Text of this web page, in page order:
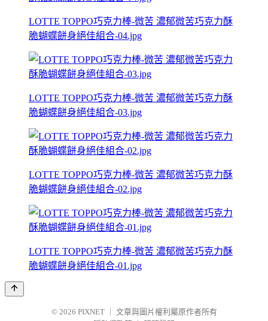
LOTTE TOPPO巧克力棒-微苦 濃郁微苦巧克力酥
脆蝴蝶餅身絕佳組合-04.jpg
LOTTE TOPPO巧克力棒-微苦 濃郁微苦巧克力酥
脆蝴蝶餅身絕佳組合-03.jpg
LOTTE TOPPO巧克力棒-微苦 濃郁微苦巧克力酥
脆蝴蝶餅身絕佳組合-02.jpg
LOTTE TOPPO巧克力棒-微苦 濃郁微苦巧克力酥
脆蝴蝶餅身絕佳組合-01.jpg
© 2026 PIXNET
文章與圖片權利屬原作者所有